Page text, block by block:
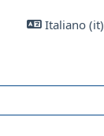
Italiano ‎(it)‎